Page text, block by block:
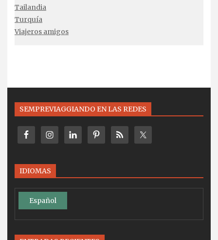
Tailandia
Turquía
Viajeros amigos
SEMPREVIAGGIANDO EN LAS REDES
IDIOMAS
Español